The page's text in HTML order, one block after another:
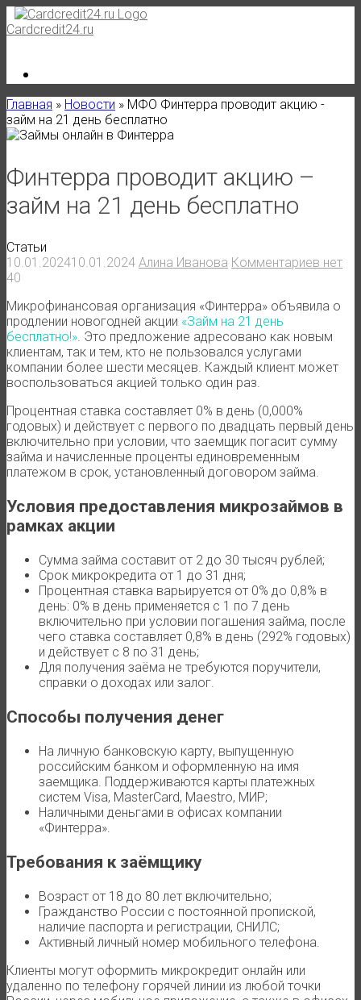
Skip
to
Cardcredit24.ru
Главная » Новости » МФО Финтерра проводит акцию -
займ на 21 день бесплатно
Финтерра проводит акцию –
займ на 21 день бесплатно
Статьи
10.01.202410.01.2024 Алина Иванова Комментариев нет
40
Микрофинансовая организация «Финтерра» объявила о
продлении новогодней акции «Займ на 21 день
бесплатно!» . Это предложение адресовано как новым
клиентам, так и тем, кто не пользовался услугами
компании более шести месяцев. Каждый клиент может
воспользоваться акцией только один раз.
Процентная ставка составляет 0% в день (0,000%
годовых) и действует с первого по двадцать первый день
включительно при условии, что заемщик погасит сумму
займа и начисленные проценты единовременным
платежом в срок, установленный договором займа.
Условия предоставления микрозаймов в
рамках акции
Сумма займа составит от 2 до 30 тысяч рублей;
Срок микрокредита от 1 до 31 дня;
Процентная ставка варьируется от 0% до 0,8% в
день: 0% в день применяется с 1 по 7 день
включительно при условии погашения займа, после
чего ставка составляет 0,8% в день (292% годовых)
и действует с 8 по 31 день;
Для получения заёма не требуются поручители,
справки о доходах или залог.
Способы получения денег
На личную банковскую карту, выпущенную
российским банком и оформленную на имя
заемщика. Поддерживаются карты платежных
систем Visa, MasterCard, Maestro, МИР;
Наличными деньгами в офисах компании
«Финтерра».
Требования к заёмщику
Возраст от 18 до 80 лет включительно;
Гражданство России с постоянной пропиской,
наличие паспорта и регистрации, СНИЛС;
Активный личный номер мобильного телефона.
Клиенты могут оформить микрокредит онлайн или
удаленно по телефону горячей линии из любой точки